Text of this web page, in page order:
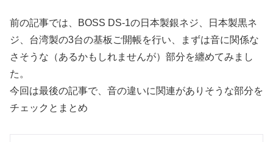
前の記事では、BOSS DS-1の日本製銀ネジ、日本製黒ネ
ジ、台湾製の3台の基板ご開帳を行い、まずは音に関係な
さそうな（あるかもしれませんが）部分を纏めてみまし
た。
今回は最後の記事で、音の違いに関連がありそうな部分を
チェックとまとめ